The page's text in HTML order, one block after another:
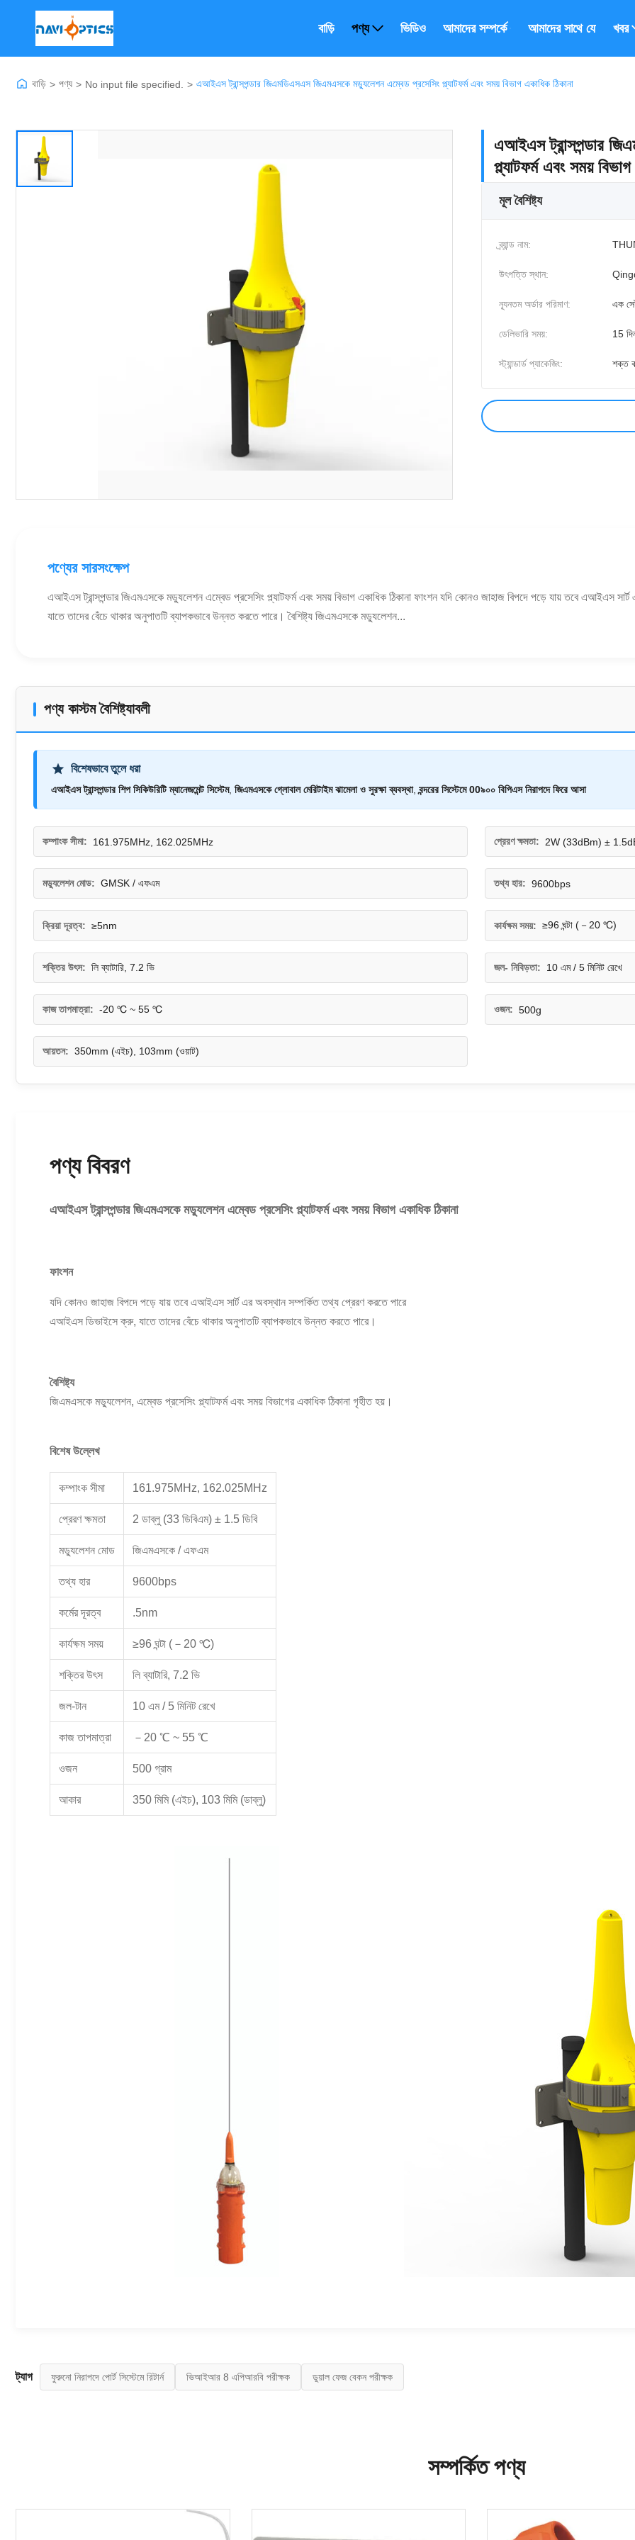
বাড়ি পণ্য ভিডিও আমাদের সম্পর্কে আমাদের সাথে যোগাযোগ
খবর
বাড়ি > পণ্য > No input file specified. > এআইএস ট্রান্সপন্ডার জিএমডিএসএস জিএমএসকে মড্যুলেশন এম্বেড প্রসেসিং প্ল্যাটফর্ম এবং সময় বিভাগ একাধিক ঠিকানা
এআইএস ট্রান্সপন্ডার
প্ল্যাটফর্ম এবং সময়
মূল বৈশিষ্ট্য
ব্র্যান্ড নাম:
উৎপত্তি স্থান:
ন্যূনতম অর্ডার পরিমাণ: এক
ডেলিভারি সময়: 15
স্ট্যান্ডার্ড প্যাকেজিং: শক্ত
পণ্যের সারসংক্ষেপ
এআইএস ট্রান্সপন্ডার জিএমএসকে মড্যুলেশন এম্বেড প্রসেসিং প্ল্যাটফর্ম এবং সময় বিভাগ একাধিক ঠিকানা ফাংশন যদি কোনও জাহাজ বিপদে পড়ে যায় তবে এআইএস
যাতে তাদের বেঁচে থাকার অনুপাতটি ব্যাপকভাবে উন্নত করতে পারে। বৈশিষ্ট্য জিএমএসকে মড্যুলেশন...
পণ্য কাস্টম বৈশিষ্ট্যাবলী
বিশেষভাবে তুলে ধরা
এআইএস ট্রান্সপন্ডার শিপ সিকিউরিটি ম্যানেজমেন্ট সিস্টেম, জিএমএসকে গ্লোবাল মেরিটাইম ঝামেলা ও সুরক্ষা ব্যবস্থা,বন্দরের সিস্টেমে 00৯০০ বিপিএস নিরাপদে ফিরে আসা
কম্পাংক সীমা: 161.975MHz, 162.025MHz প্রেরণ ক্ষমতা: 2W (33dBm) ±
মড্যুলেশন মোড: GMSK / এফএম তথ্য হার: 9600bps
ক্রিয়া দূরত্ব: ≥5nm কার্যক্ষম সময়: ≥96 ঘন্টা (－20 ℃)
শক্তির উৎস: লি ব্যাটারি, 7.2 ভি জল- নিবিড়তা: 10 এম / 5 মিনিট রেখে
কাজ তাপমাত্রা: -20 ℃ ~ 55 ℃ ওজন: 500g
আয়তন: 350mm (এইচ), 103mm (ওয়াট)
পণ্য বিবরণ
এআইএস ট্রান্সপন্ডার জিএমএসকে মড্যুলেশন এম্বেড প্রসেসিং প্ল্যাটফর্ম এবং সময় বিভাগ একাধিক ঠিকানা
ফাংশন
যদি কোনও জাহাজ বিপদে পড়ে যায় তবে এআইএস সার্ট এর অবস্থান সম্পর্কিত তথ্য প্রেরণ করতে পারে
এআইএস ডিভাইসে ক্রু, যাতে তাদের বেঁচে থাকার অনুপাতটি ব্যাপকভাবে উন্নত করতে পারে।
বৈশিষ্ট্য
জিএমএসকে মড্যুলেশন, এম্বেড প্রসেসিং প্ল্যাটফর্ম এবং সময় বিভাগের একাধিক ঠিকানা গৃহীত হয়।
বিশেষ উল্লেখ
কম্পাংক সীমা 161.975MHz, 162.025MHz
প্রেরণ ক্ষমতা 2 ডাব্লু (33 ডিবিএম) ± 1.5 ডিবি
মড্যুলেশন মোড জিএমএসকে / এফএম
তথ্য হার 9600bps
কর্মের দূরত্ব .5nm
কার্যক্ষম সময় ≥96 ঘন্টা (－20 ℃)
শক্তির উৎস লি ব্যাটারি, 7.2 ভি
জল-টান 10 এম / 5 মিনিট রেখে
কাজ তাপমাত্রা －20 ℃ ~ 55 ℃
ওজন 500 গ্রাম
আকার 350 মিমি (এইচ), 103 মিমি (ডাব্লু)
ট্যাগ ফুরুনো নিরাপদে পোর্ট সিস্টেমে রিটার্ন ভিআইআর 8 এপিআরবি পরীক্ষক ডুয়াল ফেজ বেকন পরীক্ষক
সম্পর্কিত পণ্য